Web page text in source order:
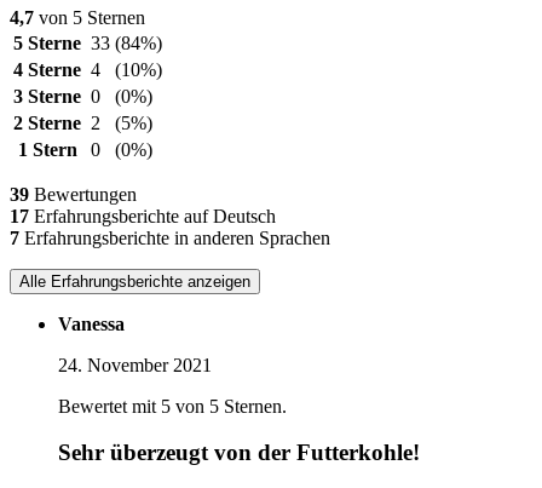
4,7 von 5 Sternen
5 Sterne 33 (84%)
4 Sterne 4
(10%)
3 Sterne 0
(0%)
2 Sterne 2
(5%)
1 Stern
0 (0%)
39 Bewertungen
17 Erfahrungsberichte auf Deutsch
7 Erfahrungsberichte in anderen Sprachen
Alle Erfahrungsberichte anzeigen
Vanessa
24. November 2021
Bewertet mit 5 von 5 Sternen.
Sehr überzeugt von der Futterkohle!